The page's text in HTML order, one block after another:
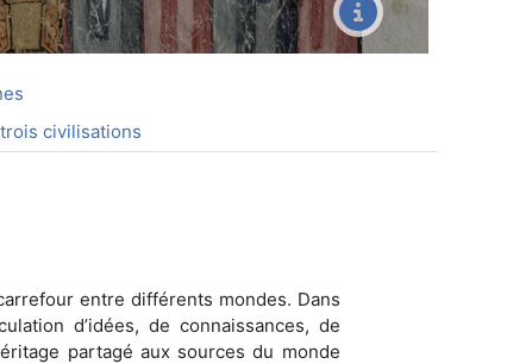
civilisations
entre différents mondes. Dans
d’idées, de connaissances, de
partagé aux sources du monde